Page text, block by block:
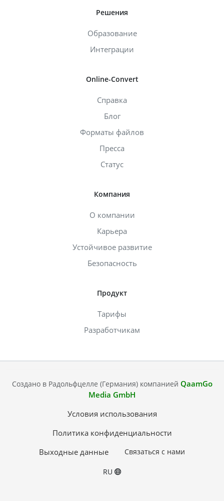
Решения
Образование
Интеграции
Online-Convert
Справка
Блог
Форматы файлов
Пресса
Статус
Компания
О компании
Карьера
Устойчивое развитие
Безопасность
Продукт
Тарифы
Разработчикам
Создано в Радольфцелле (Германия) компанией QaamGo
Media GmbH
Условия использования
Политика конфиденциальности
Выходные данные
Связаться с нами
RU